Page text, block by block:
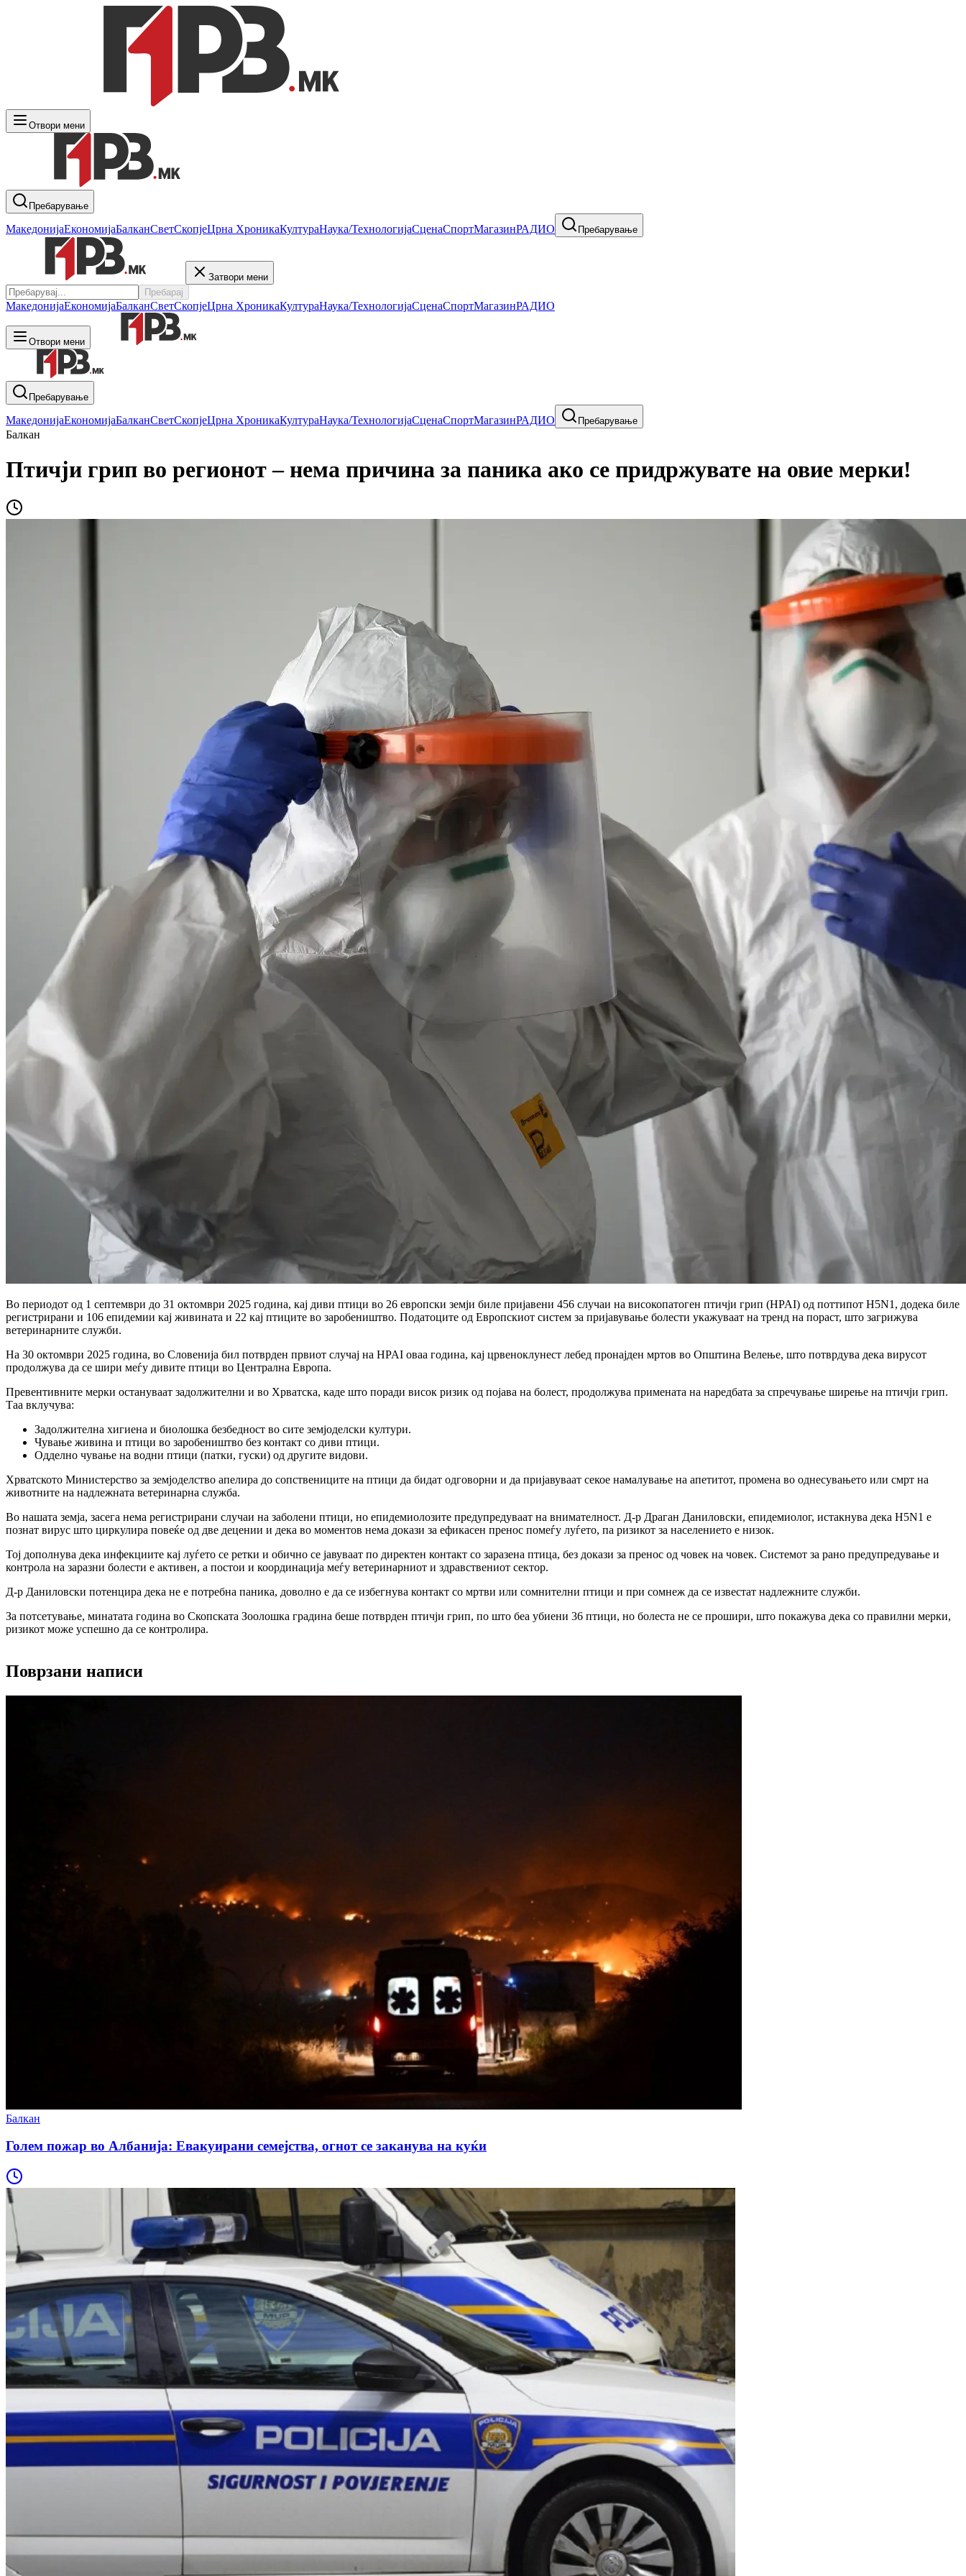
Отвори мени
Пребарување
МакедонијаЕкономијаБалканСветСкопјеЦрна ХроникаКултураНаука/ТехнологијаСценаСпортМагазинРАДИО Пребарување
Затвори мени
Пребарај
МакедонијаЕкономијаБалканСветСкопјеЦрна ХроникаКултураНаука/ТехнологијаСценаСпортМагазинРАДИО
Отвори мени
Пребарување
МакедонијаЕкономијаБалканСветСкопјеЦрна ХроникаКултураНаука/ТехнологијаСценаСпортМагазинРАДИО Пребарување
Балкан
Птичји грип во регионот – нема причина за паника ако се придржувате на овие мерки!
Во периодот од 1 септември до 31 октомври 2025 година, кај диви птици во 26 европски земји биле пријавени 456 случаи на високопатоген птичји грип (HPAI) од поттипот H5N1, додека биле
регистрирани и 106 епидемии кај живината и 22 кај птиците во заробеништво. Податоците од Европскиот систем за пријавување болести укажуваат на тренд на пораст, што загрижува
ветеринарните служби.
На 30 октомври 2025 година, во Словенија бил потврден првиот случај на HPAI оваа година, кај црвеноклунест лебед пронајден мртов во Општина Велење, што потврдува дека вирусот
продолжува да се шири меѓу дивите птици во Централна Европа.
Превентивните мерки остануваат задолжителни и во Хрватска, каде што поради висок ризик од појава на болест, продолжува примената на наредбата за спречување ширење на птичји грип.
Таа вклучува:
Задолжителна хигиена и биолошка безбедност во сите земјоделски култури.
Чување живина и птици во заробеништво без контакт со диви птици.
Одделно чување на водни птици (патки, гуски) од другите видови.
Хрватското Министерство за земјоделство апелира до сопствениците на птици да бидат одговорни и да пријавуваат секое намалување на апетитот, промена во однесувањето или смрт на
животните на надлежната ветеринарна служба.
Во нашата земја, засега нема регистрирани случаи на заболени птици, но епидемиолозите предупредуваат на внимателност. Д-р Драган Даниловски, епидемиолог, истакнува дека H5N1 е
познат вирус што циркулира повеќе од две децении и дека во моментов нема докази за ефикасен пренос помеѓу луѓето, па ризикот за населението е низок.
Тој дополнува дека инфекциите кај луѓето се ретки и обично се јавуваат по директен контакт со заразена птица, без докази за пренос од човек на човек. Системот за рано предупредување и
контрола на заразни болести е активен, а постои и координација меѓу ветеринарниот и здравствениот сектор.
Д-р Даниловски потенцира дека не е потребна паника, доволно е да се избегнува контакт со мртви или сомнителни птици и при сомнеж да се известат надлежните служби.
За потсетување, минатата година во Скопската Зоолошка градина беше потврден птичји грип, по што беа убиени 36 птици, но болеста не се прошири, што покажува дека со правилни мерки,
ризикот може успешно да се контролира.
Поврзани написи
Балкан
Голем пожар во Албанија: Евакуирани семејства, огнот се заканува на куќи